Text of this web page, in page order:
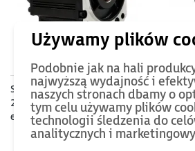
Serwosilnik SRV-64 o mocy
2kW (10Nm), zasilanie 230V,
enkoder absolutny 23bit,
prędkość znam. 2000rpm,
wym. flanszy 130mm, 30
1320 PLN
Kabel
do
2kW z
-
Podobnie jak na hali
najwyższą wydajność i
naszych stronach dbamy o
tym celu używamy plików
technologii śledzenia do
analitycznych i